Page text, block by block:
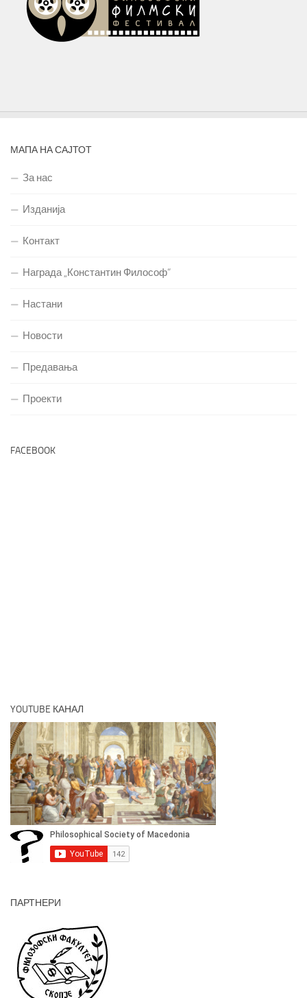
МАПА НА САЈТОТ
За нас
Изданија
Контакт
Награда „Константин Философ“
Настани
Новости
Предавања
Проекти
FACEBOOK
YOUTUBE КАНАЛ
ПАРТНЕРИ